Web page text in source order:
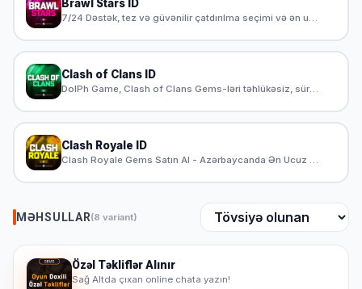
Brawl Stars ID
Clash of Clans ID
DolPh Game, Clash of Clans Gems-ləri təhlükəsiz, sürətli və sərfəli qiymətlərlə təqdim edir. 24/7 müştəri dəstəyi ilə ehtiyaclarınıza cavab verən DolPh Game, Azərbaycanda Clash of Clans Gems satın almaq üçün ən yaxşı seçimdir. İndi qeydiyyatdan keçin və oyununuzun keyfiyyətini artırın!
Clash Royale ID
MƏHSULLAR(8 variant)
Özəl Təkliflər Alınır
Sağ Altda çıxan online chata yazın!